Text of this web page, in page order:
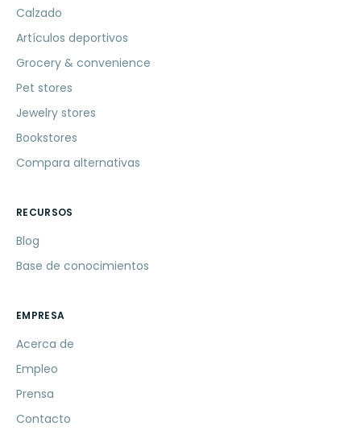
Calzado
Artículos deportivos
Grocery & convenience
Pet stores
Jewelry stores
Bookstores
Compara alternativas
RECURSOS
Blog
Base de conocimientos
EMPRESA
Acerca de
Empleo
Prensa
Contacto